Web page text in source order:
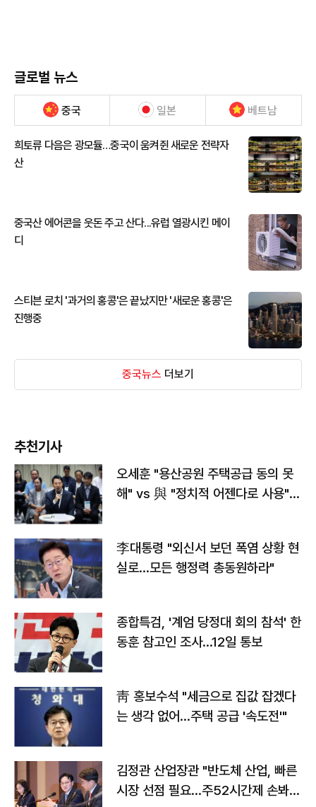
글로벌 뉴스
중국 일본 베트남
희토류 다음은 광모듈…중국이 움켜쥔 새로운 전략자
산
중국산 에어콘을 웃돈 주고 산다...유럽 열광시킨 메이
디
스티븐 로치 '과거의 홍콩'은 끝났지만 '새로운 홍콩'은
진행중
중국뉴스 더보기
추천기사
오세훈 "용산공원 주택공급 동의 못
해" vs 與 "정치적 어젠다로 사용"
李대통령 "외신서 보던 폭염 상황 현
실로…모든 행정력 총동원하라"
종합특검, '계엄 당정대 회의 참석' 한
동훈 참고인 조사...12일 통보
靑 홍보수석 "세금으로 집값 잡겠다
는 생각 없어…주택 공급 '속도전'"
김정관 산업장관 "반도체 산업, 빠른
시장 선점 필요…주52시간제 손봐